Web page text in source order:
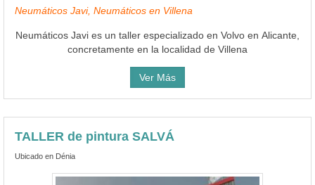
Neumáticos Javi, Neumáticos en Villena
Neumáticos Javi es un taller especializado en Volvo en Alicante,
concretamente en la localidad de Villena
Ver Más
TALLER de pintura SALVÁ
Ubicado en Dénia